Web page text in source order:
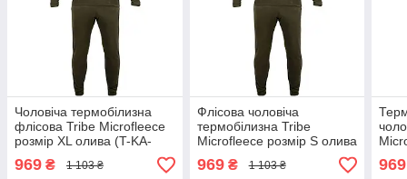
Чоловіча термобілизна
флісова Tribe Microfleece
розмір XL олива (T-KA-
0015-olive-XL) (SHiz16207)
969 ₴ 1 103 ₴
Флісова чоловіча
термобілизна Tribe
Microfleece розмір S олива
(T-KA-0015-olive-S)
(SHiz16206)
969₴ 1 103 ₴ 969